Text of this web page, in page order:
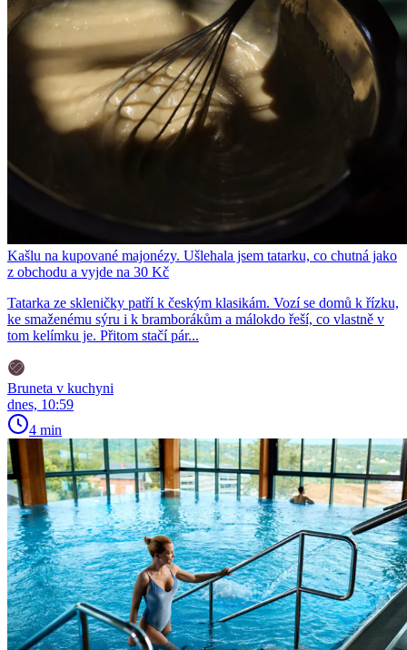
Kašlu na kupované majonézy. Ušlehala jsem tatarku, co chutná jako
z obchodu a vyjde na 30 Kč
Tatarka ze skleničky patří k českým klasikám. Vozí se domů k řízku,
ke smaženému sýru i k bramborákům a málokdo řeší, co vlastně v
tom kelímku je. Přitom stačí pár...
Bruneta v kuchyni
dnes, 10:59
4 min